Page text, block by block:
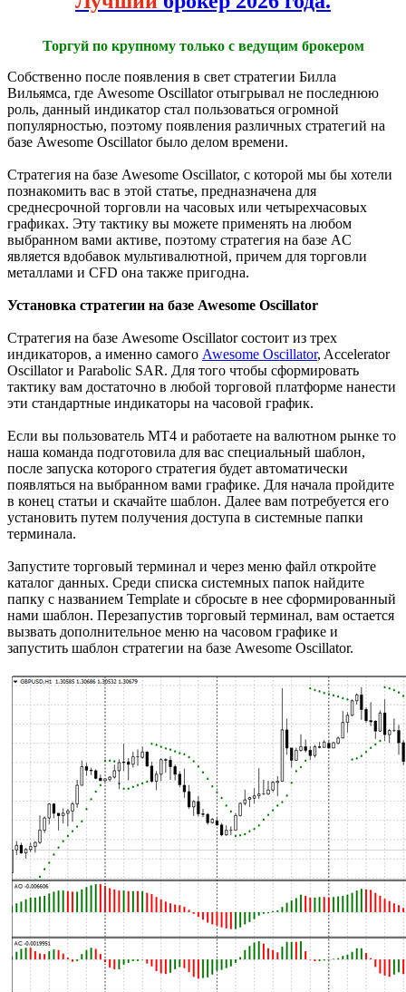
Торгуй по крупному только с ведущим брокером
Собственно после появления в свет стратегии Билла
Вильямса, где Awesome Oscillator отыгрывал не последнюю
роль, данный индикатор стал пользоваться огромной
популярностью, поэтому появления различных стратегий на
базе Awesome Oscillator было делом времени.
Стратегия на базе Awesome Oscillator, с которой мы бы хотели
познакомить вас в этой статье, предназначена для
среднесрочной торговли на часовых или четырехчасовых
графиках. Эту тактику вы можете применять на любом
выбранном вами активе, поэтому стратегия на базе AC
является вдобавок мультивалютной, причем для торговли
металлами и CFD она также пригодна.
Установка стратегии на базе Awesome Oscillator
Стратегия на базе Awesome Oscillator состоит из трех
индикаторов, а именно самого Awesome Oscillator, Accelerator
Oscillator и Parabolic SAR. Для того чтобы сформировать
тактику вам достаточно в любой торговой платформе нанести
эти стандартные индикаторы на часовой график.
Если вы пользователь МТ4 и работаете на валютном рынке то
наша команда подготовила для вас специальный шаблон,
после запуска которого стратегия будет автоматически
появляться на выбранном вами графике. Для начала пройдите
в конец статьи и скачайте шаблон. Далее вам потребуется его
установить путем получения доступа в системные папки
терминала.
Запустите торговый терминал и через меню файл откройте
каталог данных. Среди списка системных папок найдите
папку с названием Template и сбросьте в нее сформированный
нами шаблон. Перезапустив торговый терминал, вам остается
вызвать дополнительное меню на часовом графике и
запустить шаблон стратегии на базе Awesome Oscillator.